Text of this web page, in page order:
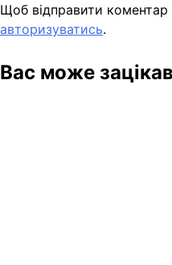
Щоб відправити коментар
авторизуватись.
Вас може